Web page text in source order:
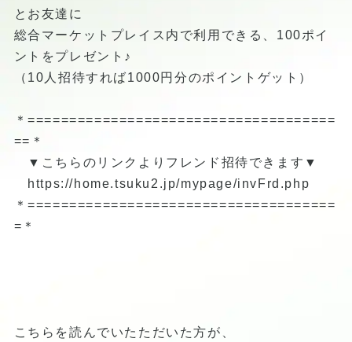
とお友達に
総合マーケットプレイス内で利用できる、100ポイ
ントをプレゼント♪
（10人招待すれば1000円分のポイントゲット）
＊=====================================
==＊
▼こちらのリンクよりフレンド招待できます▼
https://home.tsuku2.jp/mypage/invFrd.php
＊=====================================
=＊
こちらを読んでいたただいた方が、